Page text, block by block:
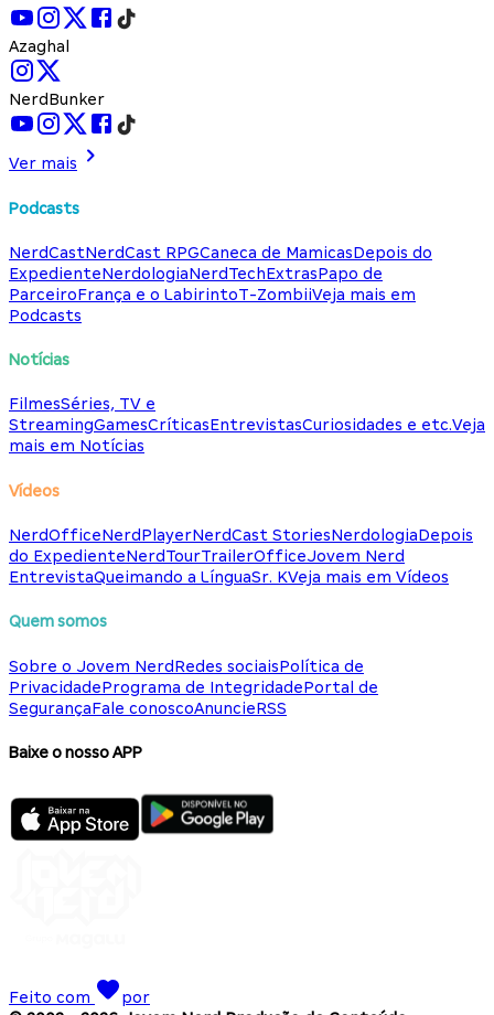
Azaghal
NerdBunker
Ver mais
Podcasts
NerdCastNerdCast RPGCaneca de MamicasDepois do
ExpedienteNerdologiaNerdTechExtrasPapo de
ParceiroFrança e o LabirintoT-ZombiiVeja mais em
Podcasts
Notícias
FilmesSéries, TV e
StreamingGamesCríticasEntrevistasCuriosidades e etc.Veja
mais em Notícias
Vídeos
NerdOfficeNerdPlayerNerdCast StoriesNerdologiaDepois
do ExpedienteNerdTourTrailerOfficeJovem Nerd
EntrevistaQueimando a LínguaSr. KVeja mais em Vídeos
Quem somos
Sobre o Jovem NerdRedes sociaisPolítica de
PrivacidadePrograma de IntegridadePortal de
SegurançaFale conoscoAnuncieRSS
Baixe o nosso APP
Feito com
por